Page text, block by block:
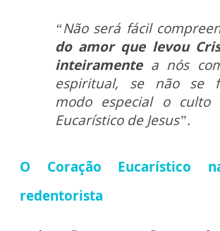
“Não será fácil
do amor que levou
inteiramente a nós
espiritual, se não se
modo especial o culto
Eucarístico de Jesus”.
O Coração Eucarístico
redentorista